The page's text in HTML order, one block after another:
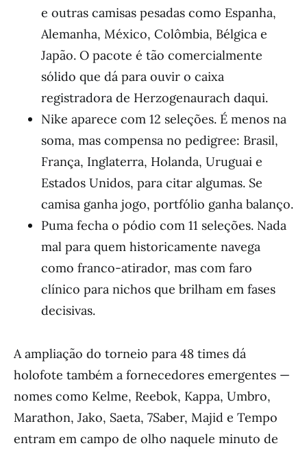
e outras camisas pesadas como Espanha,
Alemanha, México, Colômbia, Bélgica e
Japão. O pacote é tão comercialmente
sólido que dá para ouvir o caixa
registradora de Herzogenaurach daqui.
Nike aparece com 12 seleções. É menos na
soma, mas compensa no pedigree: Brasil,
França, Inglaterra, Holanda, Uruguai e
Estados Unidos, para citar algumas. Se
camisa ganha jogo, portfólio ganha balanço.
Puma fecha o pódio com 11 seleções. Nada
mal para quem historicamente navega
como franco-atirador, mas com faro
clínico para nichos que brilham em fases
decisivas.
A ampliação do torneio para 48 times dá
holofote também a fornecedores emergentes —
nomes como Kelme, Reebok, Kappa, Umbro,
Marathon, Jako, Saeta, 7Saber, Majid e Tempo
entram em campo de olho naquele minuto de